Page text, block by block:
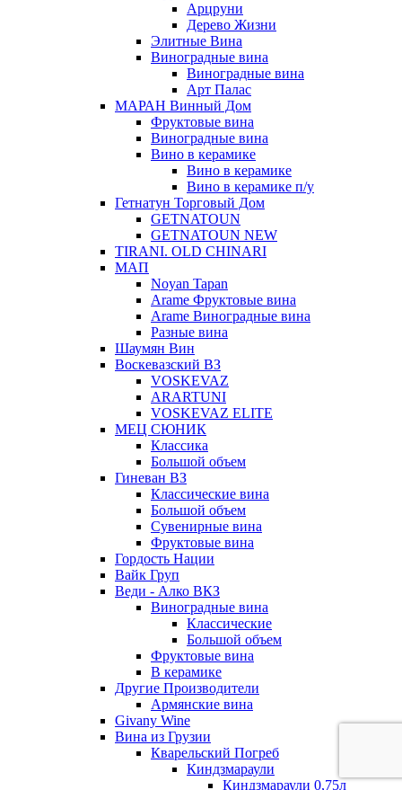
Арцруни
Дерево Жизни
Элитные Вина
Виноградные вина
Виноградные вина
Арт Палас
МАРАН Винный Дом
Фруктовые вина
Виноградные вина
Вино в керамике
Вино в керамике
Вино в керамике п/у
Гетнатун Торговый Дом
GETNATOUN
GETNATOUN NEW
TIRANI. OLD CHINARI
МАП
Noyan Tapan
Arame Фруктовые вина
Arame Виноградные вина
Разные вина
Шаумян Вин
Воскевазский ВЗ
VOSKEVAZ
ARARTUNI
VOSKEVAZ ELITE
МЕЦ СЮНИК
Классика
Большой объем
Гиневан ВЗ
Классические вина
Большой объем
Сувенирные вина
Фруктовые вина
Гордость Нации
Вайк Груп
Веди - Алко ВКЗ
Виноградные вина
Классические
Большой объем
Фруктовые вина
В керамике
Другие Производители
Армянские вина
Givany Wine
Вина из Грузии
Кварельский Погреб
Киндзмараули
Киндзмараули 0,75л